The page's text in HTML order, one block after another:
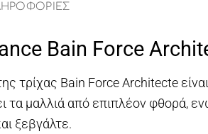
Bain Force
τρίχας Bain Force Architecte
τα μαλλιά από επιπλέον φθορά,
ξεβγάλτε.